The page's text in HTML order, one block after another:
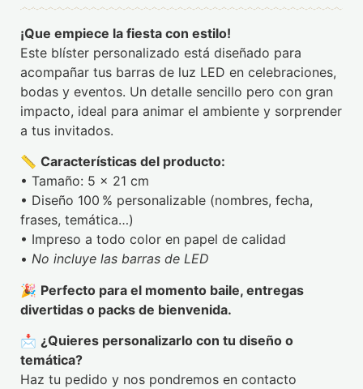
¡Que empiece la fiesta con estilo!
Este blíster personalizado está diseñado para
acompañar tus barras de luz LED en celebraciones,
bodas y eventos. Un detalle sencillo pero con gran
impacto, ideal para animar el ambiente y sorprender
a tus invitados.
📏 Características del producto:
• Tamaño: 5 × 21 cm
• Diseño 100 % personalizable (nombres, fecha,
frases, temática…)
• Impreso a todo color en papel de calidad
• No incluye las barras de LED
🎉 Perfecto para el momento baile, entregas
divertidas o packs de bienvenida.
📩 ¿Quieres personalizarlo con tu diseño o
temática?
Haz tu pedido y nos pondremos en contacto